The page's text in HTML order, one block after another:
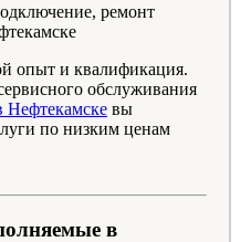
опыт и квалификация.
обслуживания
Нефтекамске вы
по низким ценам
в